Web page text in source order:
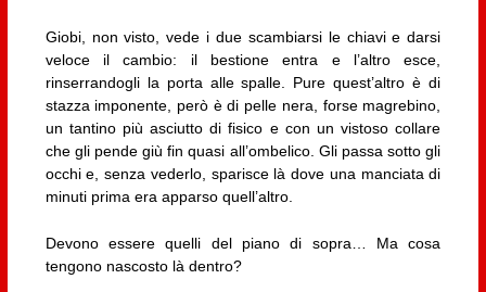
Giobi, non visto, vede i due scambiarsi le chiavi e darsi
veloce il cambio: il bestione entra e l’altro esce,
rinserrandogli la porta alle spalle. Pure quest’altro è di
stazza imponente, però è di pelle nera, forse magrebino,
un tantino più asciutto di fisico e con un vistoso collare
che gli pende giù fin quasi all’ombelico. Gli passa sotto gli
occhi e, senza vederlo, sparisce là dove una manciata di
minuti prima era apparso quell’altro.
Devono essere quelli del piano di sopra… Ma cosa
tengono nascosto là dentro?